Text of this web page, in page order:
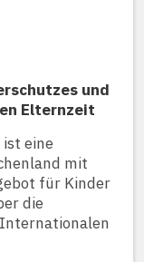
und
Elternzeit
ist eine
mit
für Kinder
die